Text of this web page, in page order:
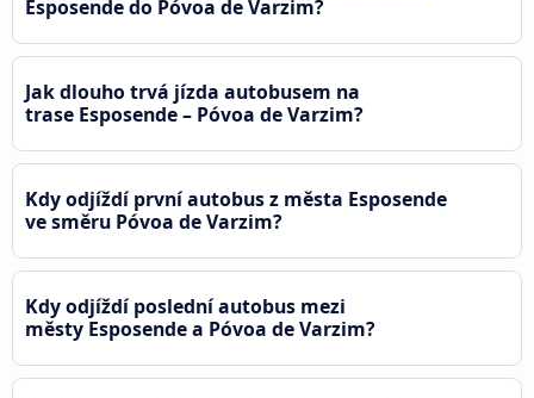
Esposende do Póvoa de Varzim?
Jak dlouho trvá jízda autobusem na
trase Esposende – Póvoa de Varzim?
Kdy odjíždí první autobus z města Esposende
ve směru Póvoa de Varzim?
Kdy odjíždí poslední autobus mezi
městy Esposende a Póvoa de Varzim?